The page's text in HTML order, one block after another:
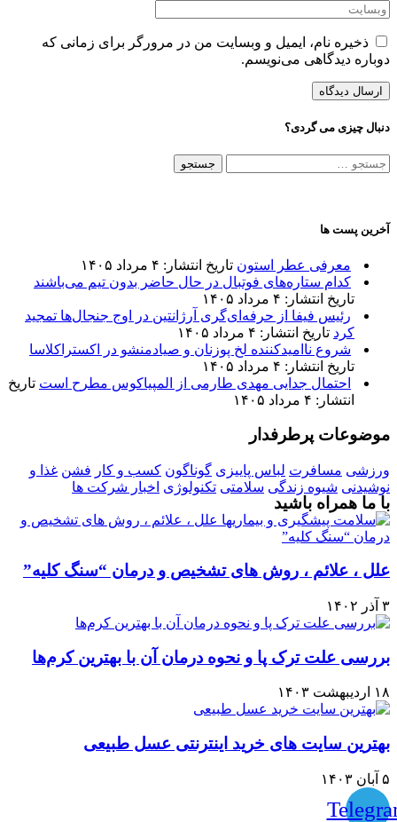
ذخیره نام، ایمیل و وبسایت من در مرورگر برای زمانی که
دوباره دیدگاهی می‌نویسم.
دنبال چیزی می گردی؟
جستجو
آخرین پست ها
معرفی عطر استون تاریخ انتشار: ۴ مرداد ۱۴۰۵
کدام ستاره‌های فوتبال در حال حاضر بدون تیم می‌باشند
تاریخ انتشار: ۴ مرداد ۱۴۰۵
رئیس فیفا از حرفه‌ای‌گری آرژانتین در اوج جنجال‌ها تمجید
کرد تاریخ انتشار: ۴ مرداد ۱۴۰۵
شروع ناامیدکننده لخ پوزنان و صیادمنشو در اکستراکلاسا
تاریخ انتشار: ۴ مرداد ۱۴۰۵
احتمال جدایی مهدی طارمی از المپیاکوس مطرح است تاریخ
انتشار: ۴ مرداد ۱۴۰۵
موضوعات پرطرفدار
ورزشی مسافرت لباس پاییزی گوناگون کسب و کار فشن غذا و
نوشیدنی شیوه زندگی سلامتی تکنولوژی اخبار شرکت ها
با ما همراه باشید
علل ، علائم ، روش های تشخیص و درمان “سنگ کلیه”
۳ آذر ۱۴۰۲
بررسی علت ترک پا و نحوه درمان آن با بهترین کرم‌ها
۱۸ اردیبهشت ۱۴۰۳
بهترین سایت های خرید اینترنتی عسل طبیعی
۵ آبان ۱۴۰۳